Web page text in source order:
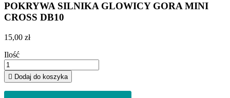
POKRYWA SILNIKA GLOWICY GORA MINI
CROSS DB10
15,00 zł
Ilość
 Dodaj do koszyka